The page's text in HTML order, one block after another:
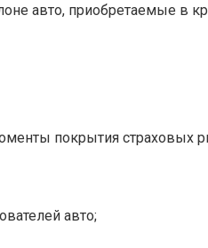
авто, приобретаемые в
покрытия страховых
авто;